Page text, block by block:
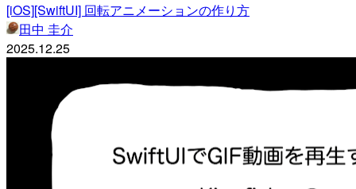
[iOS][SwiftUI] 回転アニメーションの作り方
田中 圭介
2025.12.25